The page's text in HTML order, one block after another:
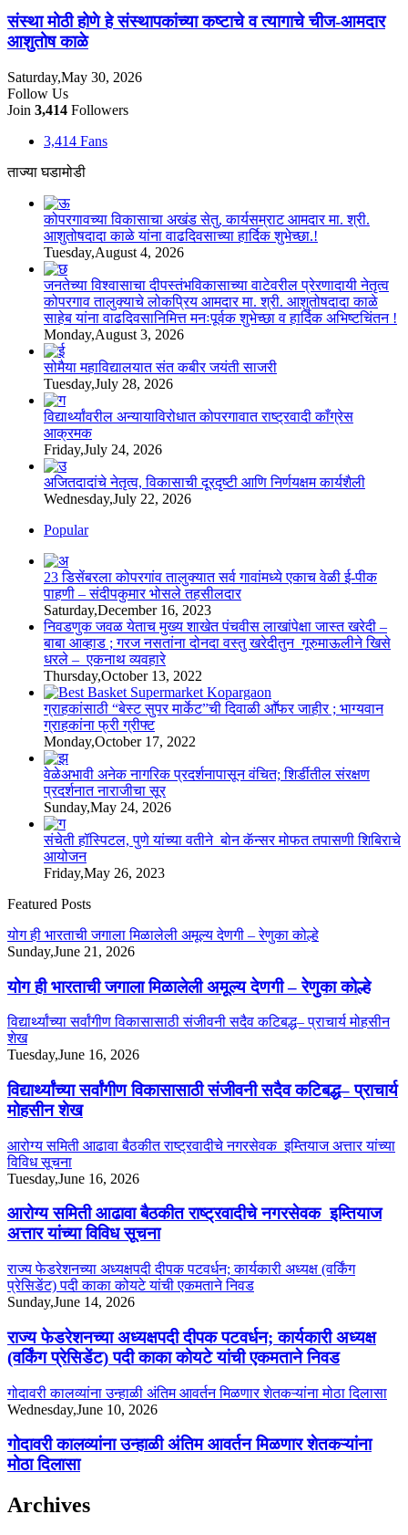
संस्था मोठी होणे हे संस्थापकांच्या कष्टाचे व त्यागाचे चीज-आमदार
आशुतोष काळे
Saturday,May 30, 2026
Follow Us
Join 3,414 Followers
3,414 Fans
ताज्या घडामोडी
कोपरगावच्या विकासाचा अखंड सेतु, कार्यसम्राट आमदार मा. श्री.
आशुतोषदादा काळे यांना वाढदिवसाच्या हार्दिक शुभेच्छा.!
Tuesday,August 4, 2026
जनतेच्या विश्वासाचा दीपस्तंभविकासाच्या वाटेवरील प्रेरणादायी नेतृत्व
कोपरगाव तालुक्याचे लोकप्रिय आमदार मा. श्री. आशुतोषदादा काळे
साहेब यांना वाढदिवसानिमित्त मनःपूर्वक शुभेच्छा व हार्दिक अभिष्टचिंतन !
Monday,August 3, 2026
सोमैया महाविद्यालयात संत कबीर जयंती साजरी
Tuesday,July 28, 2026
विद्यार्थ्यांवरील अन्यायाविरोधात कोपरगावात राष्ट्रवादी काँग्रेस
आक्रमक
Friday,July 24, 2026
अजितदादांचे नेतृत्व, विकासाची दूरदृष्टी आणि निर्णयक्षम कार्यशैली
Wednesday,July 22, 2026
Popular
23 डिसेंबरला कोपरगांव तालुक्‍यात सर्व गावांमध्ये एकाच वेळी ई-पीक
पाहणी – संदीपकुमार भोसले तहसीलदार
Saturday,December 16, 2023
निवडणुक जवळ येताच मुख्य शाखेत पंचवीस लाखांपेक्षा जास्त खरेदी –
बाबा आव्हाड ; गरज नसतांना दोनदा वस्तु खरेदीतुन गूरुमाऊलीने खिसे
धरले – एकनाथ व्यवहारे
Thursday,October 13, 2022
ग्राहकांसाठी “बेस्ट सुपर मार्केट”ची दिवाळी आॕफर जाहीर ; भाग्यवान
ग्राहकांना फ्री ग्रीफ्ट
Monday,October 17, 2022
वेळेअभावी अनेक नागरिक प्रदर्शनापासून वंचित; शिर्डीतील संरक्षण
प्रदर्शनात नाराजीचा सूर
Sunday,May 24, 2026
संचेती हॉस्पिटल, पुणे यांच्या वतीने बोन कॅन्सर मोफत तपासणी शिबिराचे
आयोजन
Friday,May 26, 2023
Featured Posts
योग ही भारताची जगाला मिळालेली अमूल्य देणगी – रेणुका कोल्हे
Sunday,June 21, 2026
योग ही भारताची जगाला मिळालेली अमूल्य देणगी – रेणुका कोल्हे
विद्यार्थ्यांच्या सर्वांगीण विकासासाठी संजीवनी सदैव कटिबद्ध– प्राचार्य मोहसीन
शेख
Tuesday,June 16, 2026
विद्यार्थ्यांच्या सर्वांगीण विकासासाठी संजीवनी सदैव कटिबद्ध– प्राचार्य
मोहसीन शेख
आरोग्य समिती आढावा बैठकीत राष्ट्रवादीचे नगरसेवक इम्तियाज अत्तार यांच्या
विविध सूचना
Tuesday,June 16, 2026
आरोग्य समिती आढावा बैठकीत राष्ट्रवादीचे नगरसेवक इम्तियाज
अत्तार यांच्या विविध सूचना
राज्य फेडरेशनच्या अध्यक्षपदी दीपक पटवर्धन; कार्यकारी अध्यक्ष (वर्किंग
प्रेसिडेंट) पदी काका कोयटे यांची एकमताने निवड
Sunday,June 14, 2026
राज्य फेडरेशनच्या अध्यक्षपदी दीपक पटवर्धन; कार्यकारी अध्यक्ष
(वर्किंग प्रेसिडेंट) पदी काका कोयटे यांची एकमताने निवड
गोदावरी कालव्यांना उन्हाळी अंतिम आवर्तन मिळणार शेतकऱ्यांना मोठा दिलासा
Wednesday,June 10, 2026
गोदावरी कालव्यांना उन्हाळी अंतिम आवर्तन मिळणार शेतकऱ्यांना
मोठा दिलासा
Archives